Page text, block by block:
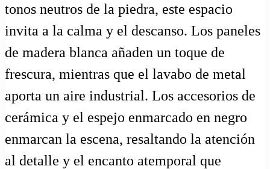
tonos neutros de la piedra, este espacio
invita a la calma y el descanso. Los paneles
de madera blanca añaden un toque de
frescura, mientras que el lavabo de metal
aporta un aire industrial. Los accesorios de
cerámica y el espejo enmarcado en negro
enmarcan la escena, resaltando la atención
al detalle y el encanto atemporal que